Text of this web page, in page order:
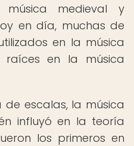
medieval y
en día, muchas de
en la música
raíces en la música
escalas, la música
influyó en la teoría
los primeros en